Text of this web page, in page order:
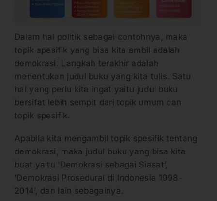
Dalam hal politik sebagai contohnya, maka
topik spesifik yang bisa kita ambil adalah
demokrasi. Langkah terakhir adalah
menentukan judul buku yang kita tulis. Satu
hal yang perlu kita ingat yaitu judul buku
bersifat lebih sempit dari topik umum dan
topik spesifik.
Apabila kita mengambil topik spesifik tentang
demokrasi, maka judul buku yang bisa kita
buat yaitu ‘Demokrasi sebagai Siasat’,
‘Demokrasi Prosedural di Indonesia 1998-
2014’, dan lain sebagainya.